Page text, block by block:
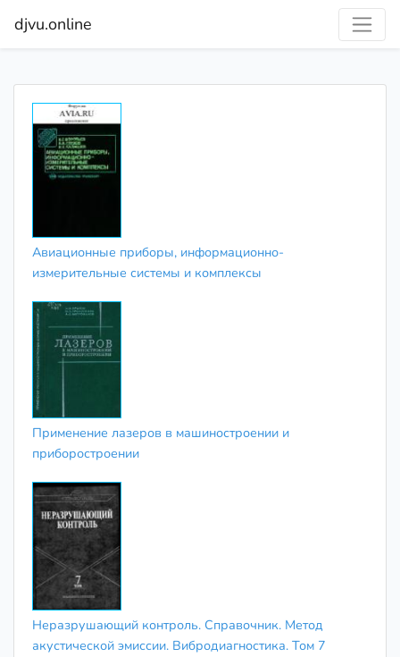
djvu.online
Авиационные приборы, информационно-
измерительные системы и комплексы
Применение лазеров в машиностроении и
приборостроении
Неразрушающий контроль. Справочник. Метод
акустической эмиссии. Вибродиагностика. Том 7